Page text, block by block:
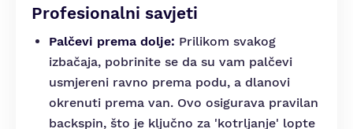
Profesionalni savjeti
Palčevi prema dolje: Prilikom svakog
izbačaja, pobrinite se da su vam palčevi
usmjereni ravno prema podu, a dlanovi
okrenuti prema van. Ovo osigurava pravilan
backspin, što je ključno za 'kotrljanje' lopte